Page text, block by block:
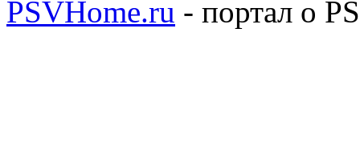
PSVHome.ru - портал о